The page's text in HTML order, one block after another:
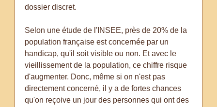
dossier discret.
Selon une étude de l'INSEE, près de 20% de la
population française est concernée par un
handicap, qu'il soit visible ou non. Et avec le
vieillissement de la population, ce chiffre risque
d'augmenter. Donc, même si on n'est pas
directement concerné, il y a de fortes chances
qu'on reçoive un jour des personnes qui ont des